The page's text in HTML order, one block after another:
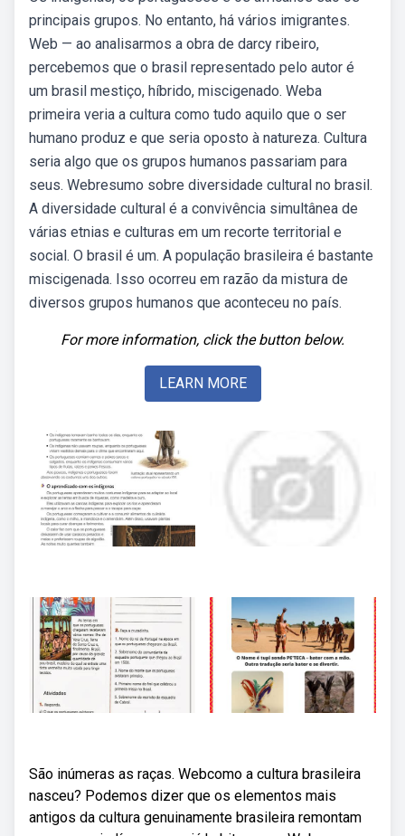
principais grupos. No entanto, há vários imigrantes.
Web — ao analisarmos a obra de darcy ribeiro,
percebemos que o brasil representado pelo autor é
um brasil mestiço, híbrido, miscigenado. Weba
primeira veria a cultura como tudo aquilo que o ser
humano produz e que seria oposto à natureza. Cultura
seria algo que os grupos humanos passariam para
seus. Webresumo sobre diversidade cultural no brasil.
A diversidade cultural é a convivência simultânea de
várias etnias e culturas em um recorte territorial e
social. O brasil é um. A população brasileira é bastante
miscigenada. Isso ocorreu em razão da mistura de
diversos grupos humanos que aconteceu no país.
For more information, click the button below.
LEARN MORE
São inúmeras as raças. Webcomo a cultura brasileira
nasceu? Podemos dizer que os elementos mais
antigos da cultura genuinamente brasileira remontam